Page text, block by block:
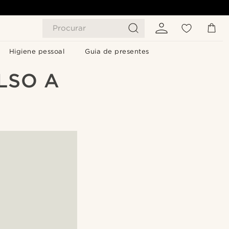
Procurar
Higiene pessoal Guia de presentes
A